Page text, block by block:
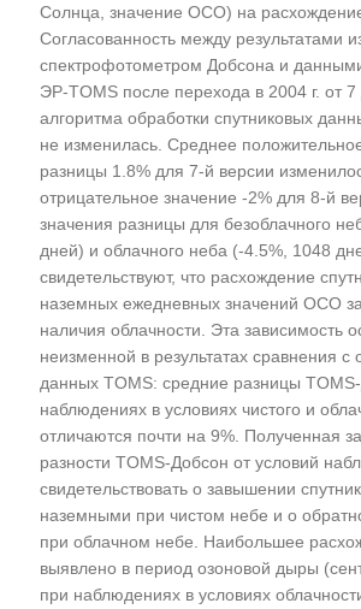
Солнца, значение ОСО) на
Согласованность между результатами
спектрофотометром Добсона и
ЭР-TOMS после перехода в 2004 г. от
алгоритма обработки спутниковых
не изменилась. Среднее
разницы 1.8% для 7-й версии
отрицательное значение -2% для 8-й
значения разницы для безоблачного
дней) и облачного неба (-4.5%, 1048
свидетельствуют, что расхождение
наземных ежедневных значений ОСО
наличия облачности. Эта зависимость
неизменной в результатах сравнения
данных TOMS: средние разницы
наблюдениях в условиях чистого и
отличаются почти на 9%. Полученная
разности TOMS-Добсон от условий
свидетельствовать о завышении
наземными при чистом небе и о
при облачном небе. Наибольшее
выявлено в период озоновой дыры
при наблюдениях в условиях